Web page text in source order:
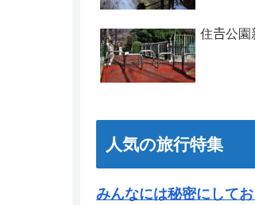
住𠮷公園
人気の旅行特集
みんなには秘密にして